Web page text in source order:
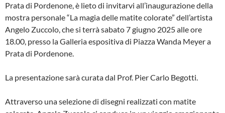
Prata di Pordenone, è lieto di invitarvi all’inaugurazione della
mostra personale “La magia delle matite colorate” dell’artista
Angelo Zuccolo, che si terrà sabato 7 giugno 2025 alle ore
18.00, presso la Galleria espositiva di Piazza Wanda Meyer a
Prata di Pordenone.
La presentazione sarà curata dal Prof. Pier Carlo Begotti.
Attraverso una selezione di disegni realizzati con matite